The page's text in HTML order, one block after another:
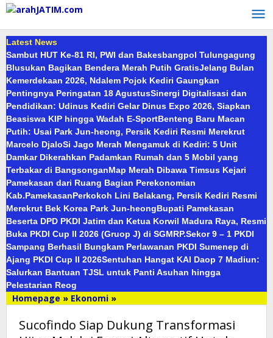
Lewati
konten
Latest News
Sambut HUT Ke-81 RI, PWI dan Bakesbangpol Tulungagung
Blusukan Bagikan Bendera Merah Putih GratisJelang Bulan
Kemerdekaan 2026, Ndalem Pojok Kediri Gaungkan
Pentingnya Peringatan 18 AgustusSinergi Digitalisasi dan
Pendidikan: Udinus Kediri Gelar Dinus Expo 2026, Siapkan
Beasiswa KIP hingga Wadah E-SportBenteng Baru Macan
Putih: Usai Park Jun-heong, Persik Kediri Resmi Merekrut
Marcelo DjaloSi Jago Merah Mengamuk di Kediri: 5 Unit
Damkar Dikerahkan Padamkan Rumah dan 5 Mobil yang
Terbakar di BangsonganMap Merah Dibawa Timsus Kejari
Pamekasan dari Ruang Bagian Perekonomian
Kab.PamekasanPerkokoh Lini Belakang, Persik Kediri Resmi
Merekrut Bek Korea Park Jun-heongBupati Pamekasan
Beserta DPD PKDI Jatim dan Ketua Korwil Madura Raya, Resmi
Buka PKDI Cup II 2026 (Gruop J) di SGMRP.Sekor 9 – 1 PKDI
Sampang Berhasil Bungkam Perlawanan PKDI Sumenep di
Ajang PKDI Cup II 2026Sentuhan Hangat KAI Daop 7 Madiun:
Salurkan Bantuan TJSL untuk Panti Asuhan hingga
Pelestarian Reog
Homepage » Ekonomi »
Dukung
Sucofindo Siap Dukung Transformasi